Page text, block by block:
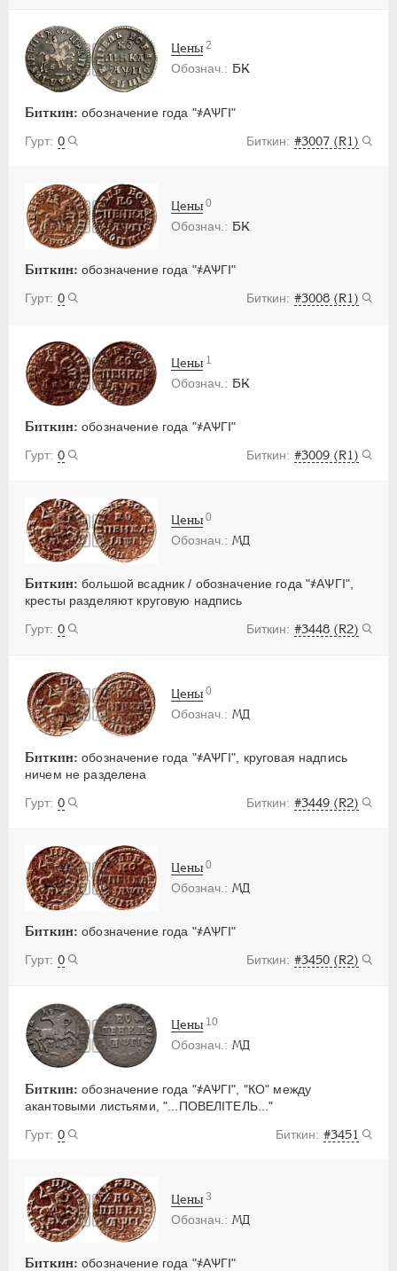
БК
Биткин: обозначение года "҂АѰГI"
0
#3007 (R1)
Цены 2
БК
Биткин: обозначение года "҂АѰГI"
0
#3008 (R1)
Цены 0
БК
Биткин: обозначение года "҂АѰГI"
0
#3009 (R1)
Цены 1
МД
Биткин: большой всадник / обозначение года "҂АѰГI",
кресты разделяют круговую надпись
0
#3448 (R2)
Цены 0
МД
Биткин: обозначение года "҂АѰГI", круговая надпись
ничем не разделена
0
#3449 (R2)
Цены 0
МД
Биткин: обозначение года "҂АѰГI"
0
#3450 (R2)
Цены 0
МД
Биткин: обозначение года "҂АѰГI", "КО" между
акантовыми листьями, "...ПОВЕЛIТЕЛЬ..."
0
#3451
Цены 10
МД
Биткин: обозначение года "҂АѰГI"
Цены 3